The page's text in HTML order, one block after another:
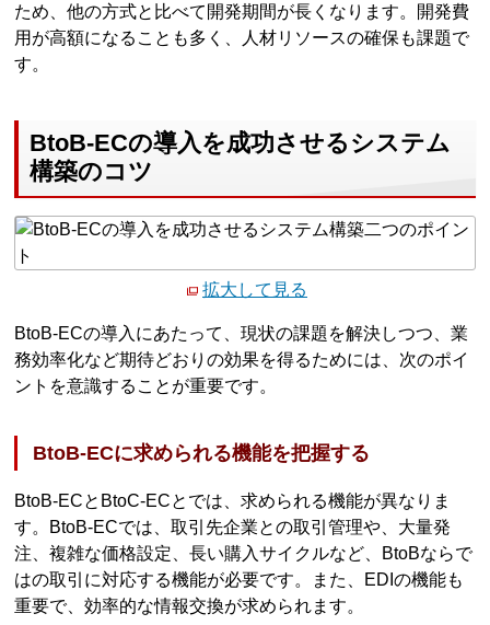
ため、他の方式と比べて開発期間が長くなります。開発費
用が高額になることも多く、人材リソースの確保も課題で
す。
BtoB-ECの導入を成功させるシステム
構築のコツ
拡大して見る
BtoB-ECの導入にあたって、現状の課題を解決しつつ、業
務効率化など期待どおりの効果を得るためには、次のポイ
ントを意識することが重要です。
BtoB-ECに求められる機能を把握する
BtoB-ECとBtoC-ECとでは、求められる機能が異なりま
す。BtoB-ECでは、取引先企業との取引管理や、大量発
注、複雑な価格設定、長い購入サイクルなど、BtoBならで
はの取引に対応する機能が必要です。また、EDIの機能も
重要で、効率的な情報交換が求められます。